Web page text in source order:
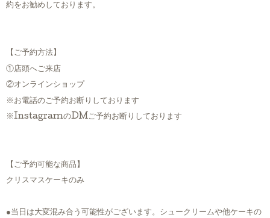
約をお勧めしております。
【ご予約方法】
①店頭へご来店
②オンラインショップ
※お電話のご予約お断りしております
※InstagramのDMご予約お断りしております
【ご予約可能な商品】
クリスマスケーキのみ
●当日は大変混み合う可能性がございます。シュークリームや他ケーキの